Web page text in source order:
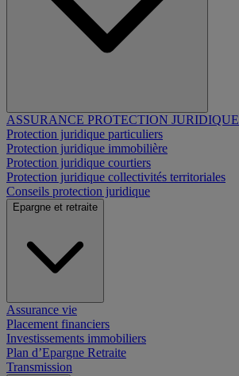
ASSURANCE PROTECTION JURIDIQUE
Protection juridique particuliers
Protection juridique immobilière
Protection juridique courtiers
Protection juridique collectivités territoriales
Conseils protection juridique
Epargne et retraite
Assurance vie
Placement financiers
Investissements immobiliers
Plan d’Epargne Retraite
Transmission